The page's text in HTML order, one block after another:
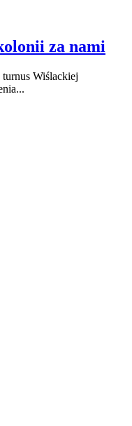
za nami
Wiślackiej